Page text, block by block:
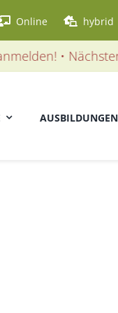
Online hybrid
• Nächster
AUSBILDUNGEN